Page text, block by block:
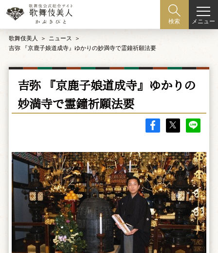
検索 メニュー
歌舞伎美人
ニュース
吉弥 『京鹿子娘道成寺』ゆかりの妙満寺で霊鐘祈願法要
吉弥 『京鹿子娘道成寺』ゆかりの
妙満寺で霊鐘祈願法要